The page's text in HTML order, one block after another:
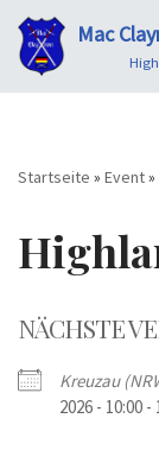
Zum
Inhalt
Mac
Startseite » Event»
NÄCHSTE
Kreuzau
2026 - 10:00 -